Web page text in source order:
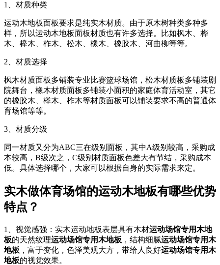
1、材质种类
运动木地板面板要求是纯实木材质。由于原木树种类多种多
样，所以运动木地板面板材质也有许多选择。比如枫木、桦
木、榉木、柞木、松木、橡木、橡胶木、河曲柳等等。
2、材质选择
枫木材质面板多铺装专业比赛篮球场馆，松木材质板多铺装剧
院舞台，橡木材质面板多铺装小面积的家庭体育活动室，其它
的橡胶木、榉木、柞木等材质面板可以铺装要求不高的普通体
育场馆等等。
3、材质分级
同一材质又分为ABC三在级别面板，其中A级别较高，采购成
本较高，B级次之，C级别材质面板色差大有节结，采购成本
低。具体选择哪个，大家可以根据自身的实际需求来定。
实木做体育场馆的运动木地板有哪些优势
特点？
1、视觉感强：实木运动地板表层具有木材运动场馆专用木地
板的天然纹理运动场馆专用木地板 ，结构细腻运动场馆专用木
地板 ，富于变化，色泽美观大方，带给人良好运动场馆专用木
地板的视觉效果。